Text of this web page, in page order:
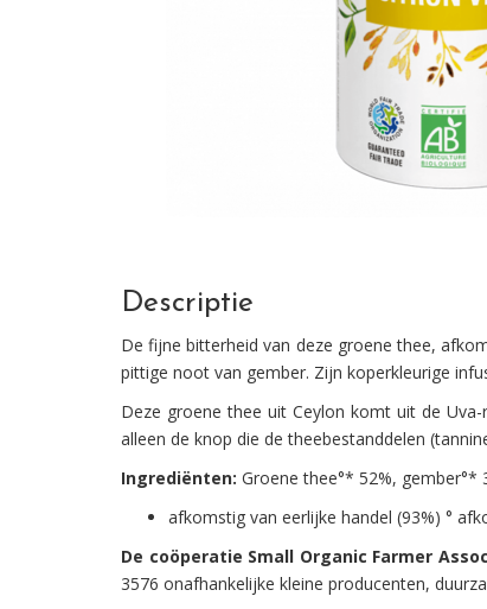
Descriptie
De fijne bitterheid van deze groene thee,
pittige noot van gember. Zijn koperkleurige
Deze groene thee uit Ceylon komt uit de
alleen de knop die de theebestanddelen
Ingrediënten: Groene thee°* 52%, gember°*
afkomstig van eerlijke handel (93%) °
De coöperatie Small Organic Farmer
3576 onafhankelijke kleine producenten,